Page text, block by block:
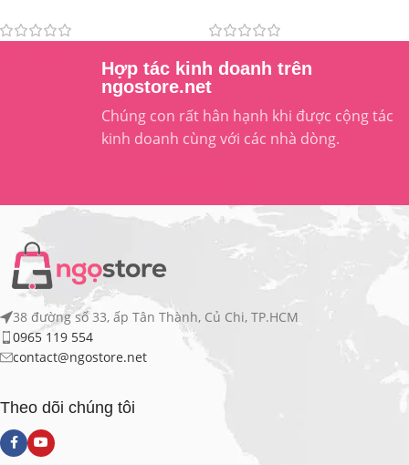
Hợp tác kinh doanh trên
ngostore.net
Chúng con rất hân hạnh khi được cộng tác
kinh doanh cùng với các nhà dòng.
38 đường số 33, ấp Tân Thành, Củ Chi, TP.HCM
0965 119 554
contact@ngostore.net
Theo dõi chúng tôi